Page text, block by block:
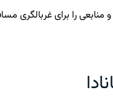
منابعی را برای